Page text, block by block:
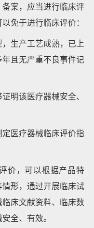
案，应当进行临床评
免于进行临床评价：
，生产工艺成熟，已上
且无严重不良事件记
明该医疗器械安全、
医疗器械临床评价指
价，可以根据产品特
形，通过开展临床试
床文献资料、临床数
全、有效。